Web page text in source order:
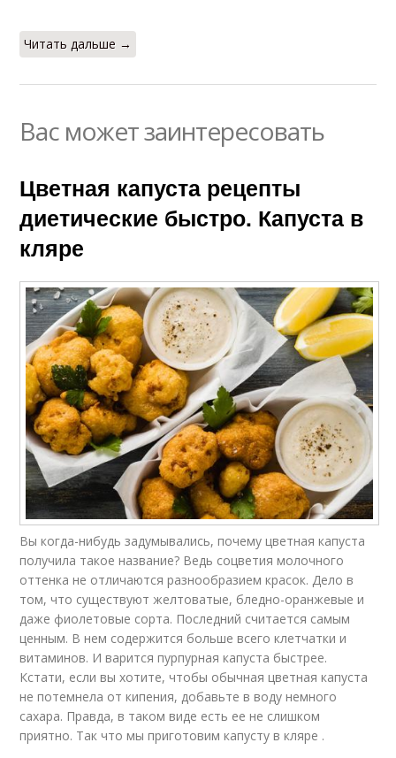
Читать дальше →
Вас может заинтересовать
Цветная капуста рецепты
диетические быстро. Капуста в
кляре
Вы когда-нибудь задумывались, почему цветная капуста
получила такое название? Ведь соцветия молочного
оттенка не отличаются разнообразием красок. Дело в
том, что существуют желтоватые, бледно-оранжевые и
даже фиолетовые сорта. Последний считается самым
ценным. В нем содержится больше всего клетчатки и
витаминов. И варится пурпурная капуста быстрее.
Кстати, если вы хотите, чтобы обычная цветная капуста
не потемнела от кипения, добавьте в воду немного
сахара. Правда, в таком виде есть ее не слишком
приятно. Так что мы приготовим капусту в кляре .